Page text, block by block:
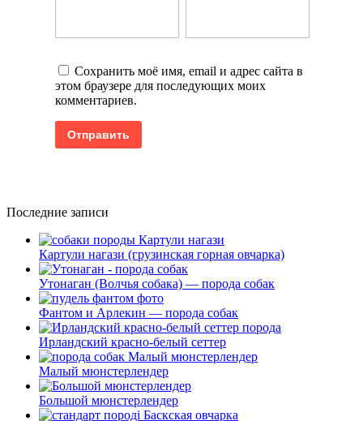
Сохранить моё имя, email и адрес сайта в
этом браузере для последующих моих
комментариев.
Последние записи
Картули нагази (грузинская горная овчарка)
Утонаган (Волчья собака) — порода собак
Фантом и Арлекин — порода собак
Ирландский красно-белый сеттер
Малый мюнстерлендер
Большой мюнстерлендер